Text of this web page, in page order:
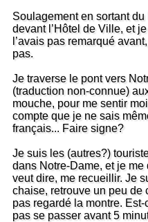
Soulagement en sortant
devant l’Hôtel de Ville, et
l’avais pas remarqué
pas.
Je traverse le pont vers
(traduction non-connue)
mouche, pour me sentir
compte que je ne sais
français... Faire signe?
Je suis les (autres?)
dans Notre-Dame, et je me
veut dire, me recueillir. Je
chaise, retrouve un peu de
pas regardé la montre.
pas se passer avant 5